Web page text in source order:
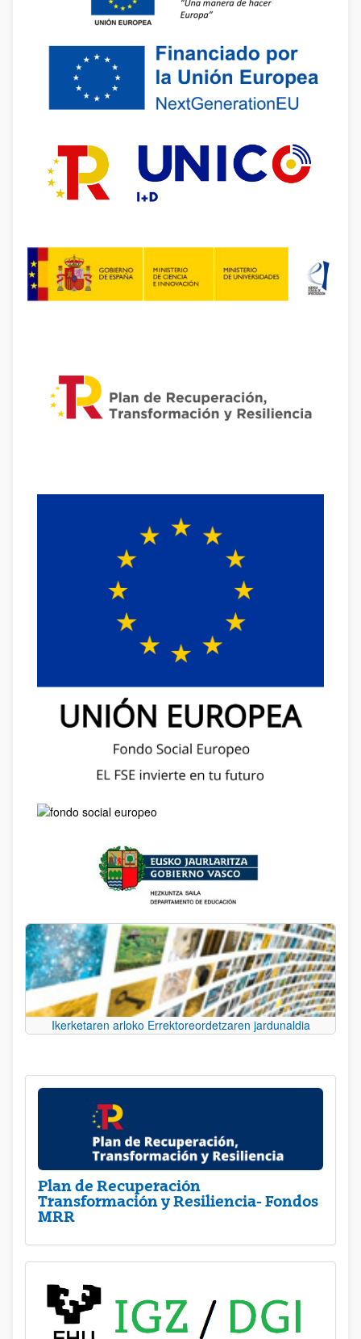
Ikerketaren arloko Errektoreordetzaren jardunaldia
Plan de Recuperación
Transformación y Resiliencia- Fondos
MRR